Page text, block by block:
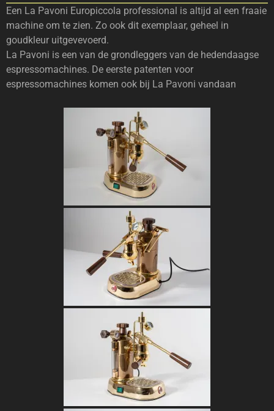
Een La Pavoni Europiccola professional is altijd al een fraaie
machine om te zien. Zo ook dit exemplaar, geheel in
goudkleur uitgevevoerd.
La Pavoni is een van de grondleggers van de hedendaagse
espressomachines. De eerste patenten voor
espressomachines komen ook bij La Pavoni vandaan